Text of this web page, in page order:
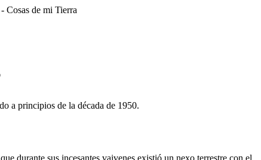
a principios de la década de 1950.
durante sus incesantes vaivenes existió un nexo terrestre con el